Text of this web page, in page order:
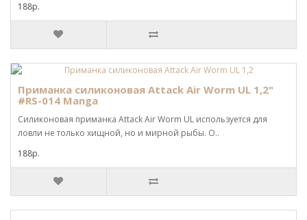
188р.
Приманка силиконовая Attack Air Worm UL 1,2"
#RS-014 Manga
Силиконовая приманка Attack Air Worm UL используется для
ловли не только хищной, но и мирной рыбы. О..
188р.